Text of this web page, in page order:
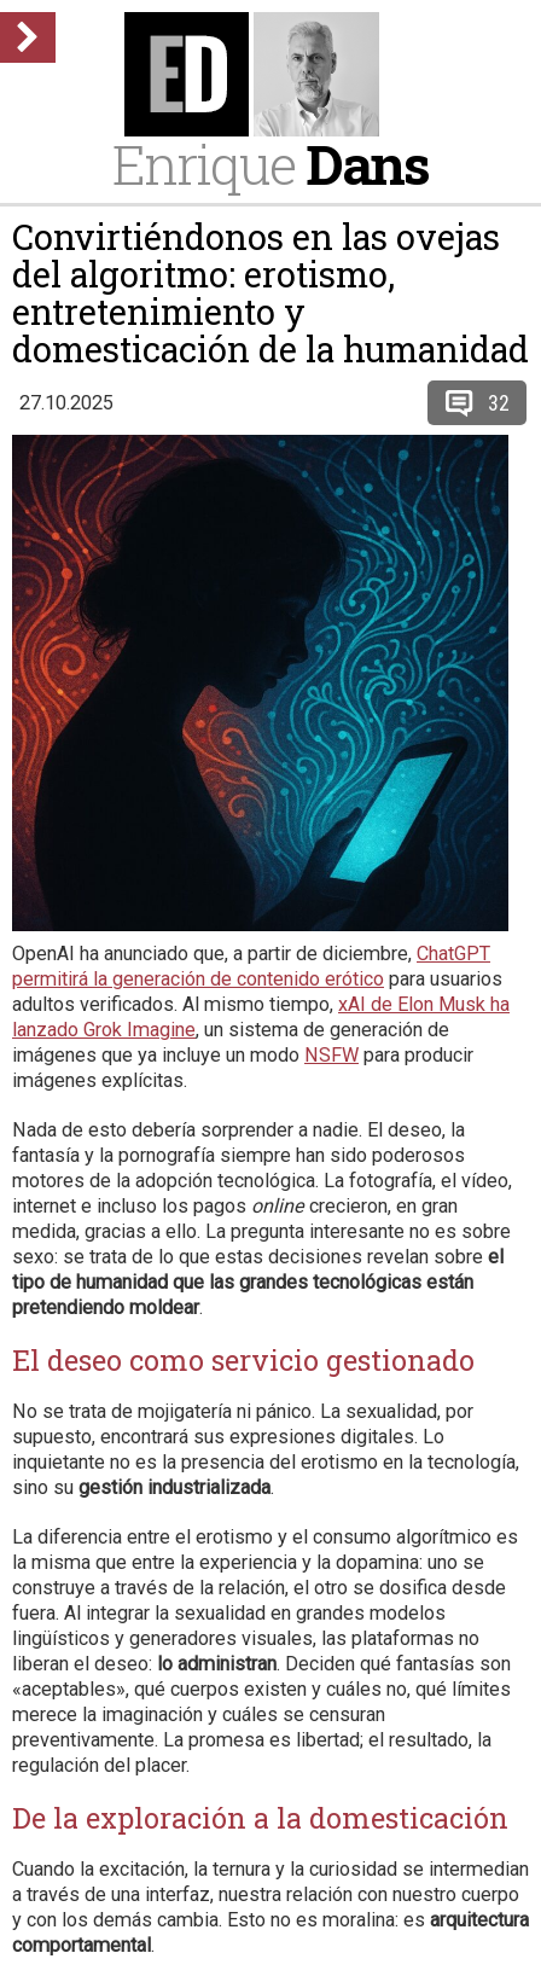
EnriqueDans
Convirtiéndonos en las ovejas
del algoritmo: erotismo,
entretenimiento y
domesticación de la humanidad
27.10.2025 32
OpenAI ha anunciado que, a partir de diciembre, ChatGPT
permitirá la generación de contenido erótico para usuarios
adultos verificados. Al mismo tiempo, xAI de Elon Musk ha
lanzado Grok Imagine, un sistema de generación de
imágenes que ya incluye un modo NSFW para producir
imágenes explícitas.
Nada de esto debería sorprender a nadie. El deseo, la
fantasía y la pornografía siempre han sido poderosos
motores de la adopción tecnológica. La fotografía, el vídeo,
internet e incluso los pagos onlinecrecieron, en gran
medida, gracias a ello. La pregunta interesante no es sobre
sexo: se trata de lo que estas decisiones revelan sobre el
tipo de humanidad que las grandes tecnológicas están
pretendiendo moldear.
El deseo como servicio gestionado
No se trata de mojigatería ni pánico. La sexualidad, por
supuesto, encontrará sus expresiones digitales. Lo
inquietante no es la presencia del erotismo en la tecnología,
sino su gestión industrializada.
La diferencia entre el erotismo y el consumo algorítmico es
la misma que entre la experiencia y la dopamina: uno se
construye a través de la relación, el otro se dosifica desde
fuera. Al integrar la sexualidad en grandes modelos
lingüísticos y generadores visuales, las plataformas no
liberan el deseo: lo administran. Deciden qué fantasías son
«aceptables», qué cuerpos existen y cuáles no, qué límites
merece la imaginación y cuáles se censuran
preventivamente. La promesa es libertad; el resultado, la
regulación del placer.
De la exploración a la domesticación
Cuando la excitación, la ternura y la curiosidad se intermedian
a través de una interfaz, nuestra relación con nuestro cuerpo
y con los demás cambia. Esto no es moralina: es arquitectura
comportamental .